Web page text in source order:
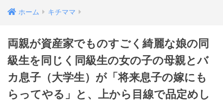
ホーム キチママ
両親が資産家でものすごく綺麗な娘の同
級生を同じく同級生の女の子の母親とバ
カ息子（大学生）が「将来息子の嫁にも
らってやる」と、上から目線で品定めし